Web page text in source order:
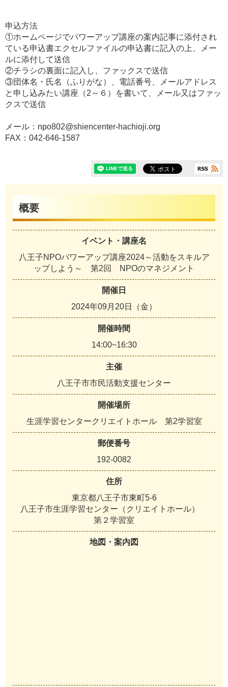
申込方法
①ホームページでパワーアップ講座の案内記事に添付され
ている申込書エクセルファイルの申込書に記入の上、メー
ルに添付して送信
②チラシの裏面に記入し、ファックスで送信
③団体名・氏名（ふりがな）、電話番号、メールアドレス
と申し込みたい講座（2～６）を書いて、メール又はファッ
クスで送信
メール：npo802@shiencenter-hachioji.org
FAX：042-646-1587
概要
イベント・講座名
八王子NPOパワーアップ講座2024～活動をスキルア
ップしよう～ 第2回 NPOのマネジメント
開催日
2024年09月20日（金）
開催時間
14:00~16:30
主催
八王子市市民活動支援センター
開催場所
生涯学習センタークリエイトホール 第2学習室
郵便番号
192-0082
住所
東京都八王子市東町5-6
八王子市生涯学習センター（クリエイトホール）
第２学習室
地図・案内図